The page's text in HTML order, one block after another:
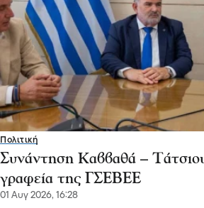
Πολιτική
Συνάντηση Καββαθά –
γραφεία της ΓΣΕΒΕΕ
01 Αυγ 2026, 16:28